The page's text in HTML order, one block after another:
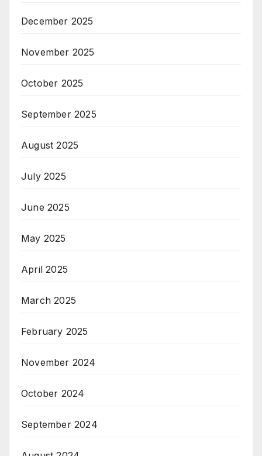
December 2025
November 2025
October 2025
September 2025
August 2025
July 2025
June 2025
May 2025
April 2025
March 2025
February 2025
November 2024
October 2024
September 2024